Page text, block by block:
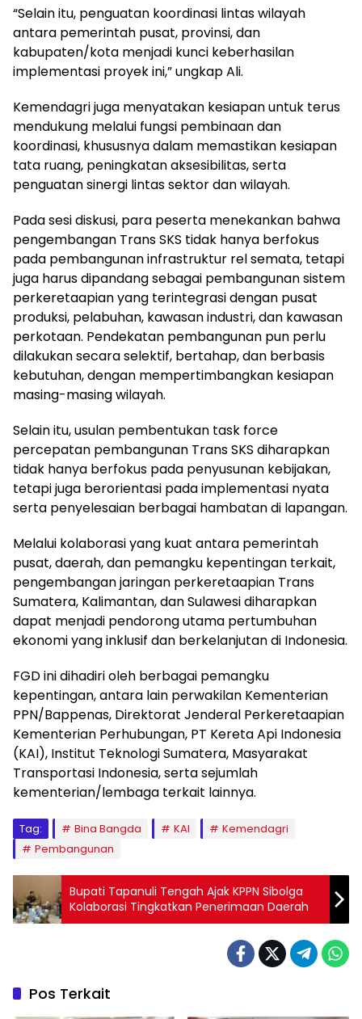
“Selain itu, penguatan koordinasi lintas wilayah
antara pemerintah pusat, provinsi, dan
kabupaten/kota menjadi kunci keberhasilan
implementasi proyek ini,” ungkap Ali.
Kemendagri juga menyatakan kesiapan untuk terus
mendukung melalui fungsi pembinaan dan
koordinasi, khususnya dalam memastikan kesiapan
tata ruang, peningkatan aksesibilitas, serta
penguatan sinergi lintas sektor dan wilayah.
Pada sesi diskusi, para peserta menekankan bahwa
pengembangan Trans SKS tidak hanya berfokus
pada pembangunan infrastruktur rel semata, tetapi
juga harus dipandang sebagai pembangunan sistem
perkeretaapian yang terintegrasi dengan pusat
produksi, pelabuhan, kawasan industri, dan kawasan
perkotaan. Pendekatan pembangunan pun perlu
dilakukan secara selektif, bertahap, dan berbasis
kebutuhan, dengan mempertimbangkan kesiapan
masing-masing wilayah.
Selain itu, usulan pembentukan task force
percepatan pembangunan Trans SKS diharapkan
tidak hanya berfokus pada penyusunan kebijakan,
tetapi juga berorientasi pada implementasi nyata
serta penyelesaian berbagai hambatan di lapangan.
Melalui kolaborasi yang kuat antara pemerintah
pusat, daerah, dan pemangku kepentingan terkait,
pengembangan jaringan perkeretaapian Trans
Sumatera, Kalimantan, dan Sulawesi diharapkan
dapat menjadi pendorong utama pertumbuhan
ekonomi yang inklusif dan berkelanjutan di Indonesia.
FGD ini dihadiri oleh berbagai pemangku
kepentingan, antara lain perwakilan Kementerian
PPN/Bappenas, Direktorat Jenderal Perkeretaapian
Kementerian Perhubungan, PT Kereta Api Indonesia
(KAI), Institut Teknologi Sumatera, Masyarakat
Transportasi Indonesia, serta sejumlah
kementerian/lembaga terkait lainnya.
Tag: Bina Bangda KAI
Kemendagri
Pembangunan
Bupati Tapanuli Tengah Ajak KPPN Sibolga
Kolaborasi Tingkatkan Penerimaan Daerah
Pos Terkait